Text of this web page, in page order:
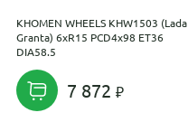
KHOMEN WHEELS KHW1503 (Lada
Granta) 6xR15 PCD4x98 ET36
DIA58.5
7 872